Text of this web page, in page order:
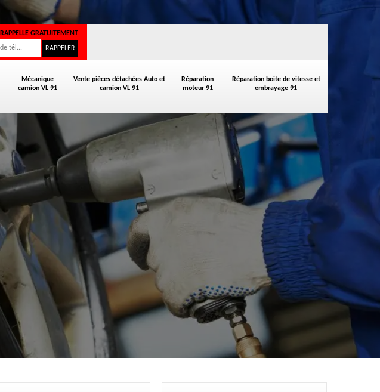
Mécanique
camion VL 91
Vente pièces détachées Auto et
camion VL 91
Réparation
moteur 91
Réparation boite de vitesse et
embrayage 91
GRATUITEMENT